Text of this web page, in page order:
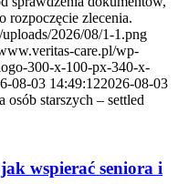
rozpoczęcie zlecenia.
2026/08/1-1.png
care.pl/wp-
300-x-100-px-340-x-
08-03 14:49:122026-08-03
starszych – settled
wspierać seniora i